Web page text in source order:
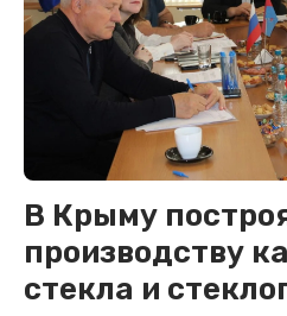
В Крыму
производству
стекла и